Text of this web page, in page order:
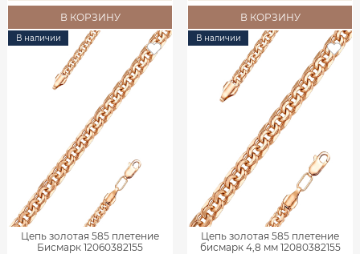
В КОРЗИНУ В КОРЗИНУ
В наличии
Цепь золотая 585 плетение
Бисмарк 12060382155
В наличии
Цепь золотая 585 плетение
бисмарк 4,8 мм 12080382155